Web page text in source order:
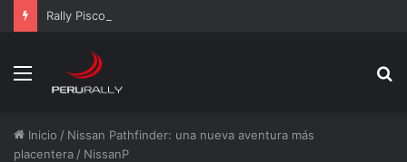
Rally Pisco 2026: todo listo para la gran final del RallyACP
Menú
Inicio / Nissan Pathfinder: una nueva aventura más
placentera / NissanP